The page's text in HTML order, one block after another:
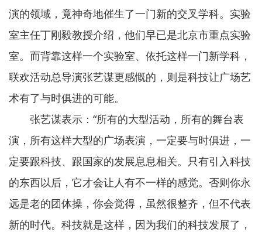
演的领域，竟神奇地催生了一门新的交叉学科。实验
室主任丁刚毅教授介绍，他们早已是北京市重点实验
室。而背靠这样一个实验室、依托这样一门新学科，
联欢活动总导演张艺谋更感慨的，则是科技让广场艺
术有了与时俱进的可能。
张艺谋表示：“所有的大型活动，所有的舞台表
演，所有这样大型的广场表演，一定要与时俱进，一
定要跟科技、跟国家的发展息息相关。只有引入科技
的东西以后，它才会让人有不一样的感觉。否则你永
远是老的团体操，你会觉得，虽然很整齐，但不代表
新的时代。科技就是这样，因为我们的科技发展了，